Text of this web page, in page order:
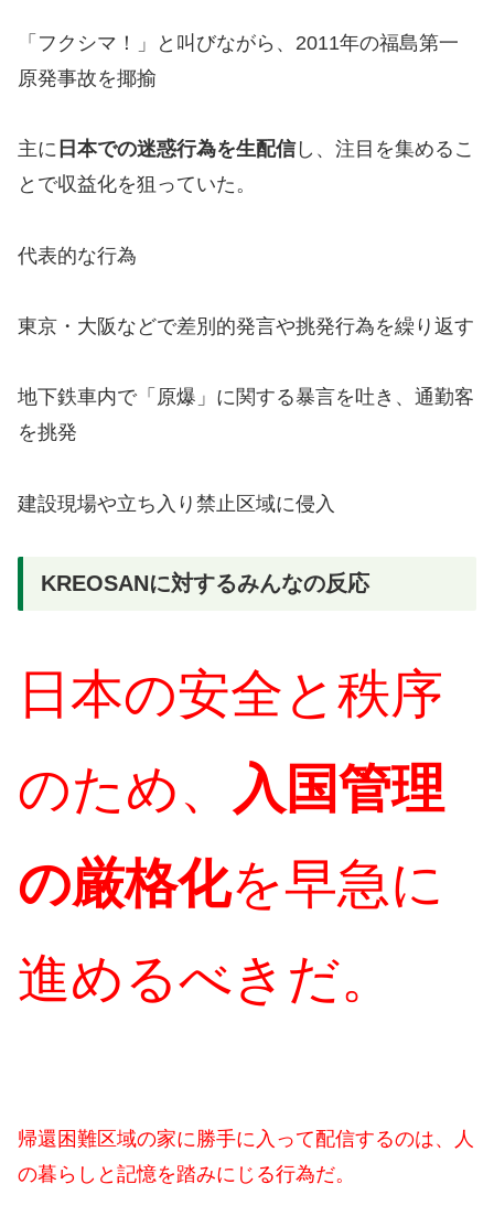
「フクシマ！」と叫びながら、2011年の福島第一
原発事故を揶揄
主に 日本での迷惑行為を生配信し、注目を集めるこ
とで収益化を狙っていた。
代表的な行為
東京・大阪などで差別的発言や挑発行為を繰り返す
地下鉄車内で「原爆」に関する暴言を吐き、通勤客
を挑発
建設現場や立ち入り禁止区域に侵入
KREOSANに対するみんなの反応
日本の安全と秩序
のため、
入国管理
の厳格化を早急に
進めるべきだ。
帰還困難区域の家に勝手に入って配信するのは、人
の暮らしと記憶を踏みにじる行為だ。